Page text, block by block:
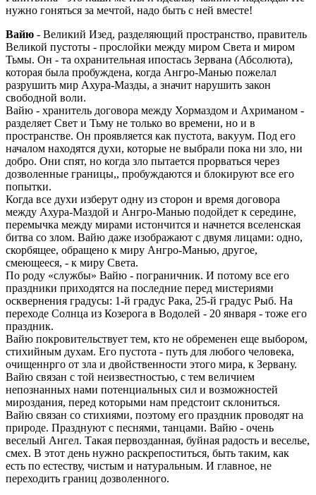
нужно гоняться за мечтой, надо быть с ней вместе!
Вайю - Великий Изед, разделяющий пространство, правитель
Великой пустоты - прослойки между миром Света и миром
Тьмы. Он - та охранительная ипостась Зервана (Абсолюта),
которая была пробуждена, когда Ангро-Манью пожелал
разрушить мир Ахура-Мазды, а значит нарушить закон
свободной воли.
Вайю - хранитель договора между Хормаздом и Ахриманом -
разделяет Свет и Тьму не только во времени, но и в
пространстве. Он проявляется как пустота, вакуум. Под его
началом находятся духи, которые не выбрали пока ни зло, ни
добро. Они спят, но когда зло пытается прорваться через
дозволенные границы,, пробуждаются и блокируют все его
попытки.
Когда все духи изберут одну из сторон и время договора
между Ахура-Маздой и Ангро-Манью подойдет к середине,
перемычка между мирами истончится и начнется вселенская
битва со злом. Вайю даже изображают с двумя лицами: одно,
скорбящее, обращено к миру Ангро-Манью, другое,
смеющееся, - к миру Света.
По роду «службы» Вайю - пограничник. И потому все его
праздники приходятся на последние перед мистериями
осквернения градусы: 1-й градус Рака, 25-й градус Рыб. На
переходе Солнца из Козерога в Водолей - 20 января - тоже его
праздник.
Вайю покровительствует тем, кто не обременен еще выбором,
стихийным духам. Его пустота - путь для любого человека,
очищеннрго от зла и двойственности этого мира, к Зервану.
Вайю связан с той неизвестностью, с тем величием
непознанных нами потенциальных сил и возможностей
мироздания, перед которыми нам предстоит склониться.
Вайю связан со стихиями, поэтому его праздник проводят на
природе. Празднуют с песнями, танцами. Вайю - очень
веселый Ангел. Такая первозданная, буйная радость и веселье,
смех. В этот день нужно раскрепоститься, быть таким, как
есть по естеству, чистым и натуральным. И главное, не
переходить границ дозволенного.